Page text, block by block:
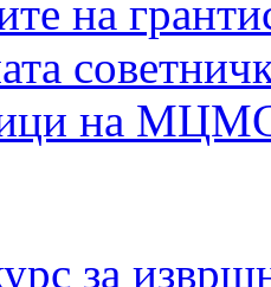
на
на МЦМС
за